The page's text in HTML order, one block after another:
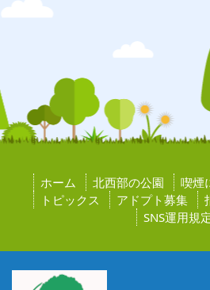
ホーム 北西部の公園 喫煙
トピックス
アドプト募集
SNS運用規